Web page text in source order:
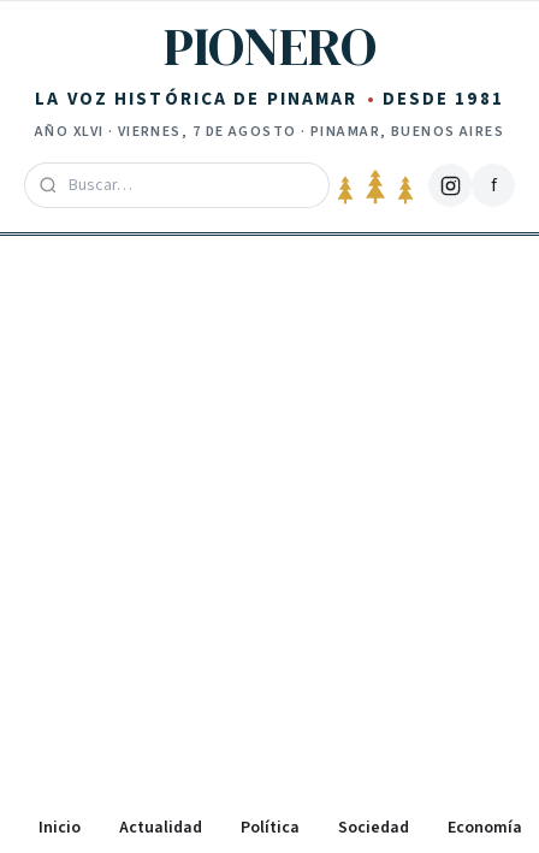
PIONERO
LA VOZ HISTÓRICA DE PINAMAR DESDE 1981
AÑO XLVI · VIERNES, 7 DE AGOSTO · PINAMAR, BUENOS AIRES
f
Inicio Actualidad Política Sociedad Economía